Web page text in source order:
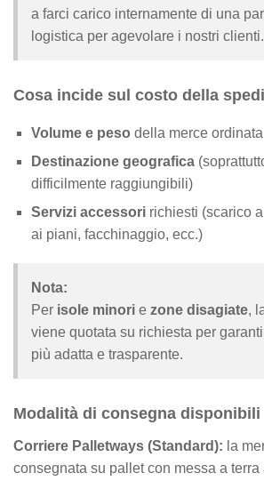
a farci carico internamente di una
logistica per agevolare i nostri clienti.
Cosa incide sul costo della
Volume e peso della merce ordinata
Destinazione geografica
difficilmente raggiungibili)
Servizi accessori richiesti (scarico
ai piani, facchinaggio, ecc.)
Nota:
Per isole minori e zone disagiate,
viene quotata su richiesta per
più adatta e trasparente.
Modalità di consegna disponibili
Corriere Palletways (Standard): la
consegnata su pallet con messa a terra